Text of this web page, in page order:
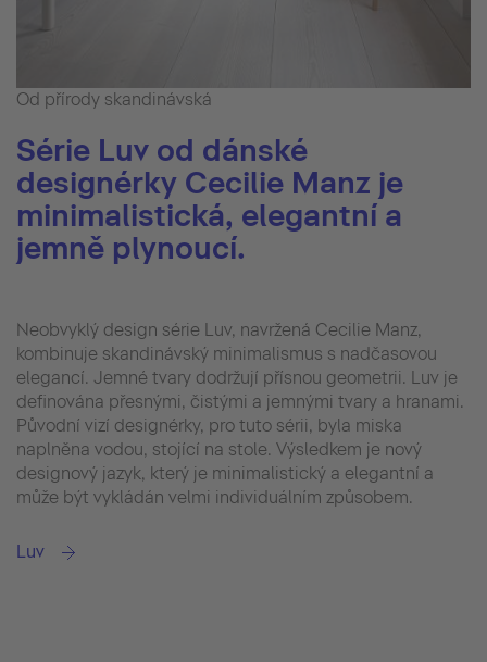
Od přírody skandinávská
Série Luv od dánské
designérky Cecilie Manz je
minimalistická, elegantní a
jemně plynoucí.
Neobvyklý design série Luv, navržená Cecilie Manz,
kombinuje skandinávský minimalismus s nadčasovou
elegancí. Jemné tvary dodržují přísnou geometrii. Luv je
definována přesnými, čistými a jemnými tvary a hranami.
Původní vizí designérky, pro tuto sérii, byla miska
naplněna vodou, stojící na stole. Výsledkem je nový
designový jazyk, který je minimalistický a elegantní a
může být vykládán velmi individuálním způsobem.
Luv